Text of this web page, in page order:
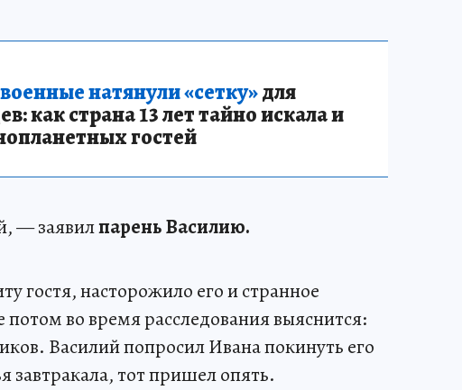
натянули «сетку»для
как страна 13 лет тайно искала и
гостей
— заявилпарень Василию.
гостя, насторожило его и странное
во время расследования выяснится:
Василий попросил Ивана покинуть его
завтракала, тот пришел опять.